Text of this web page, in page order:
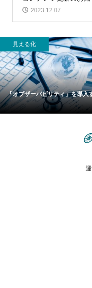
2023.12.07
見える化
「オブザーバビリティ」を導入